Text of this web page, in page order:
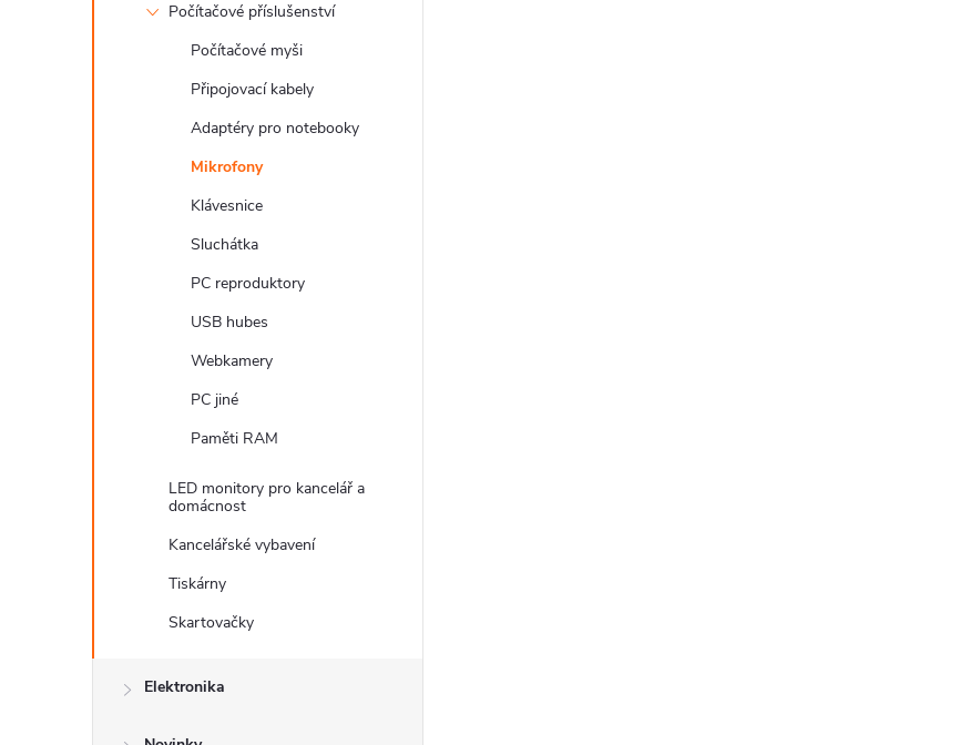
Počítačové příslušenství
Počítačové myši
Připojovací kabely
Adaptéry pro notebooky
Mikrofony
Klávesnice
Sluchátka
PC reproduktory
USB hubes
Webkamery
PC jiné
Paměti RAM
LED monitory pro kancelář a
domácnost
Kancelářské vybavení
Tiskárny
Skartovačky
Elektronika